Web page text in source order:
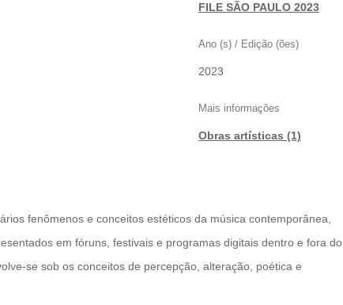
FILE SÃO PAULO 2023
Ano (s) / Edição (ões)
2023
Mais informações
Obras artísticas (1)
fenômenos e conceitos estéticos da música contemporânea,
em fóruns, festivais e programas digitais dentro e fora do
se sob os conceitos de percepção, alteração, poética e